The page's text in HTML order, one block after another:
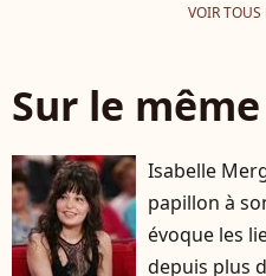
VOIR TOUS
Sur le
Isabelle
papillon à
évoque les
depuis plus